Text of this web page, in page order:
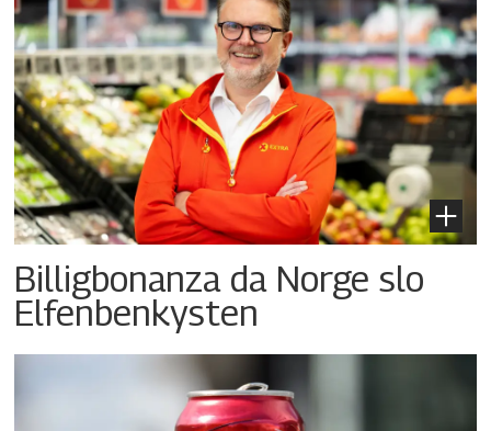
Billigbonanza da Norge slo
Elfenbenkysten